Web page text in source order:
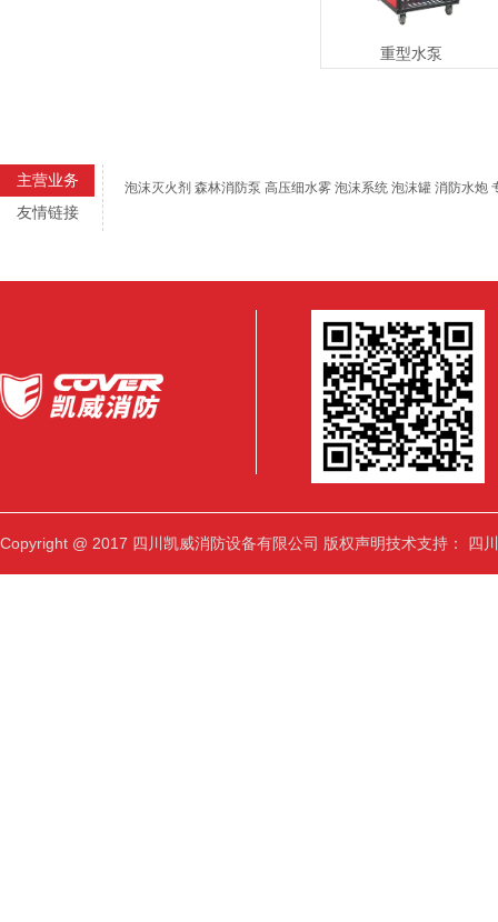
重型水泵
主营业务
友情链接
泡沫灭火剂 森林消防泵 高压细水雾 泡沫系统 泡沫罐 消防水炮
Copyright @ 2017 四川凯威消防设备有限公司 版权声明技术支持： 四